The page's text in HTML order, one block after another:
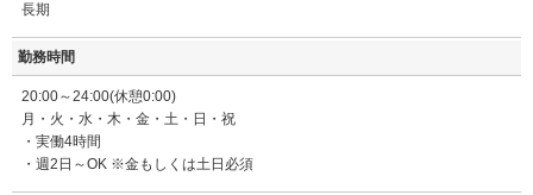
長期
勤務時間
20:00～24:00(休憩0:00)
月・火・水・木・金・土・日・祝
・実働4時間
・週2日～OK ※金もしくは土日必須